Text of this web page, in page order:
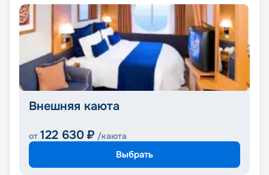
Внешняя каюта
от 122 630 ₽ /каюта
Выбрать